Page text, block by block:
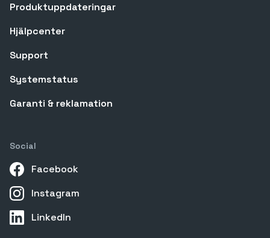
Produktuppdateringar
Hjälpcenter
Support
Systemstatus
Garanti & reklamation
Social
Facebook
Instagram
LinkedIn